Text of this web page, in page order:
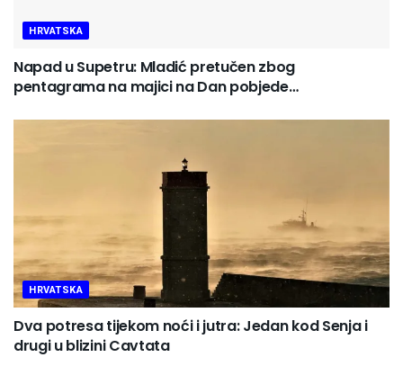
HRVATSKA
Napad u Supetru: Mladić pretučen zbog
pentagrama na majici na Dan pobjede…
HRVATSKA
Dva potresa tijekom noći i jutra: Jedan kod Senja i
drugi u blizini Cavtata